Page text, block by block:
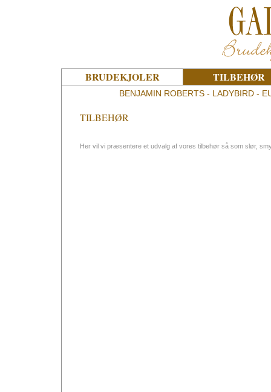
BRUDEKJOLER TILBEHØR
BENJAMIN ROBERTS - LADYBIRD -
TILBEHØR
Her vil vi præsentere et udvalg af vores tilbehør så som slør,